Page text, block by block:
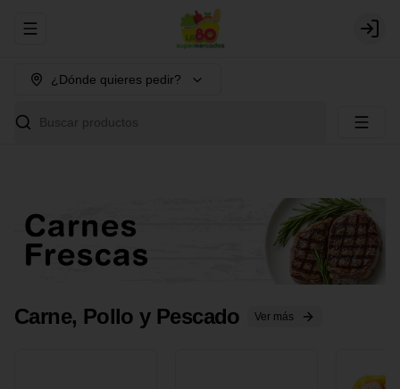
Abrir menu de navegación Login
¿Dónde quieres pedir?
Buscar productos
Carne, Pollo y Pescado Ver más